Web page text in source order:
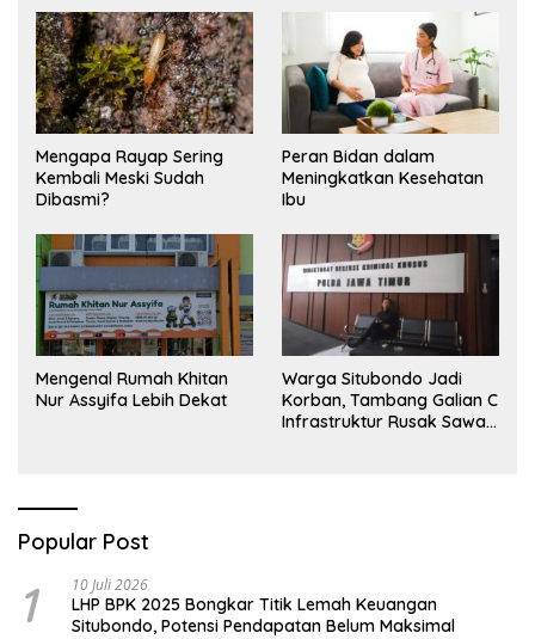
Mengapa Rayap Sering
Kembali Meski Sudah
Dibasmi?
Peran Bidan dalam
Meningkatkan Kesehatan
Ibu
Mengenal Rumah Khitan
Nur Assyifa Lebih Dekat
Warga Situbondo Jadi
Korban, Tambang Galian C
Infrastruktur Rusak Sawah
Popular Post
1 10 Juli 2026
LHP BPK 2025 Bongkar Titik Lemah Keuangan
Situbondo, Potensi Pendapatan Belum Maksimal